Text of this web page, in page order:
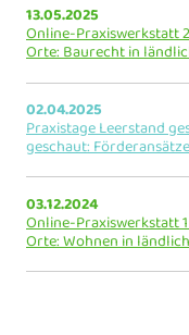
13.05.2025
Online-Praxiswerkstatt
Orte: Baurecht in
02.04.2025
Praxistage Leerstand
geschaut:
03.12.2024
Online-Praxiswerkstatt
Orte: Wohnen in